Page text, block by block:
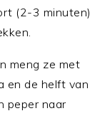
(2-3 minuten)
meng ze met
en de helft van
peper naar